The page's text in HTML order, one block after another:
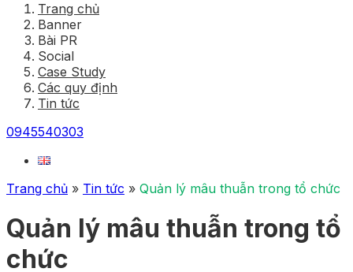
Trang chủ
Banner
Bài PR
Social
Case Study
Các quy định
Tin tức
0945540303
Trang chủ » Tin tức » Quản lý mâu thuẫn trong tổ chức
Quản lý mâu thuẫn trong tổ
chức